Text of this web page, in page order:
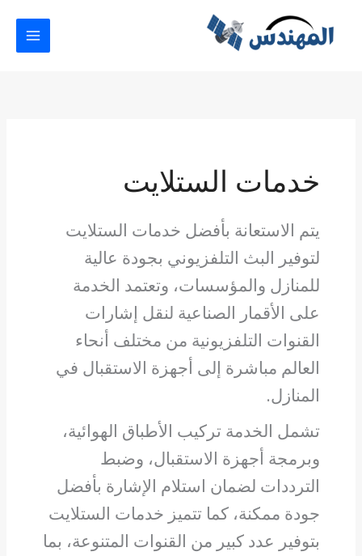
خدمات الستلايت
يتم الاستعانة بأفضل خدمات الستلايت
لتوفير البث التلفزيوني بجودة عالية
للمنازل والمؤسسات، وتعتمد الخدمة
على الأقمار الصناعية لنقل إشارات
القنوات التلفزيونية من مختلف أنحاء
العالم مباشرة إلى أجهزة الاستقبال في
المنازل.
تشمل الخدمة تركيب الأطباق الهوائية،
وبرمجة أجهزة الاستقبال، وضبط
الترددات لضمان استلام الإشارة بأفضل
جودة ممكنة، كما تتميز خدمات الستلايت
بتوفير عدد كبير من القنوات المتنوعة، بما